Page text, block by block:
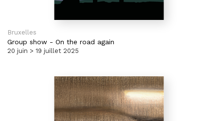
Bruxelles
Group show - On the road again
20 juin > 19 juillet 2025